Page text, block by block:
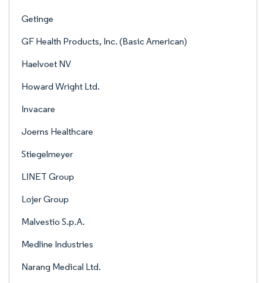
Getinge
GF Health Products, Inc. (Basic American)
Haelvoet NV
Howard Wright Ltd.
Invacare
Joerns Healthcare
Stiegelmeyer
LINET Group
Lojer Group
Malvestio S.p.A.
Medline Industries
Narang Medical Ltd.